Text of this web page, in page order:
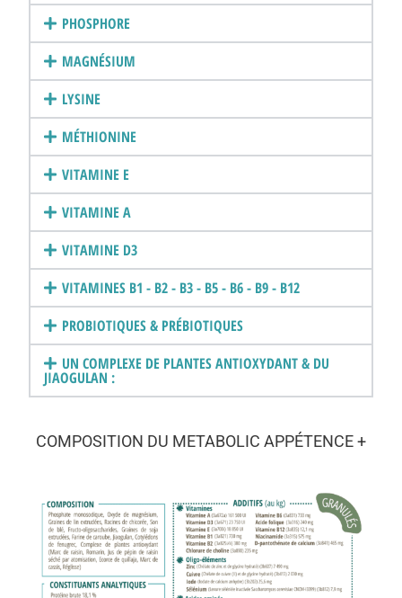
PHOSPHORE
MAGNÉSIUM
LYSINE
MÉTHIONINE
VITAMINE E
VITAMINE A
VITAMINE D3
VITAMINES B1 - B2 - B3 - B5 - B6 - B9 - B12
PROBIOTIQUES & PRÉBIOTIQUES
UN COMPLEXE DE PLANTES ANTIOXYDANT & DU
JIAOGULAN :
COMPOSITION DU METABOLIC APPÉTENCE +